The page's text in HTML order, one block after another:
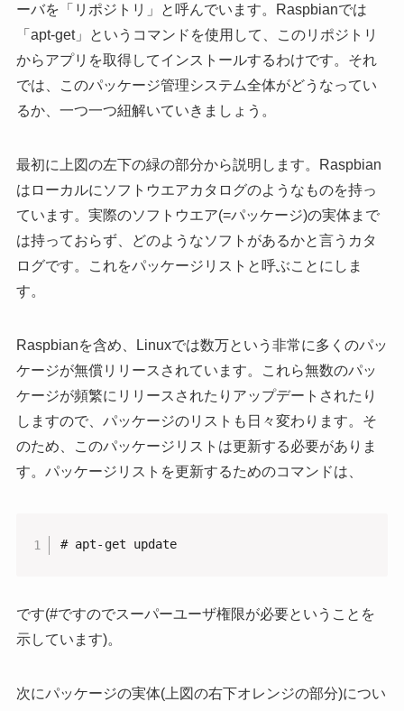
ーバを「リポジトリ」と呼んでいます。Raspbianでは
「apt-get」というコマンドを使用して、このリポジトリ
からアプリを取得してインストールするわけです。それ
では、このパッケージ管理システム全体がどうなってい
るか、一つ一つ紐解いていきましょう。
最初に上図の左下の緑の部分から説明します。Raspbian
はローカルにソフトウエアカタログのようなものを持っ
ています。実際のソフトウエア(=パッケージ)の実体まで
は持っておらず、どのようなソフトがあるかと言うカタ
ログです。これをパッケージリストと呼ぶことにしま
す。
Raspbianを含め、Linuxでは数万という非常に多くのパッ
ケージが無償リリースされています。これら無数のパッ
ケージが頻繁にリリースされたりアップデートされたり
しますので、パッケージのリストも日々変わります。そ
のため、このパッケージリストは更新する必要がありま
す。パッケージリストを更新するためのコマンドは、
# apt-get update
です(#ですのでスーパーユーザ権限が必要ということを
示しています)。
次にパッケージの実体(上図の右下オレンジの部分)につい